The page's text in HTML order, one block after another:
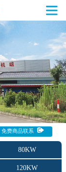
免费商品联系
80KW
120KW